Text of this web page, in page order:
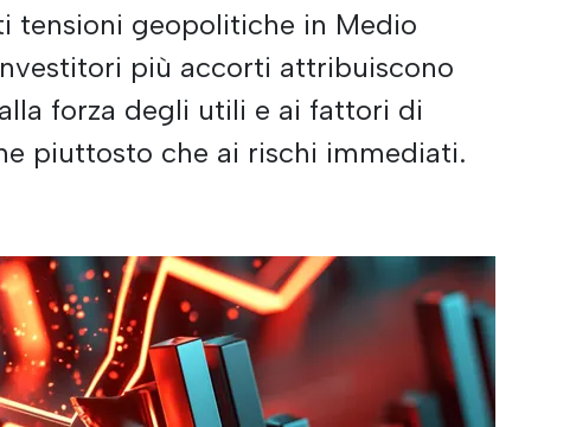
tensioni geopolitiche in Medio
più accorti attribuiscono
forza degli utili e ai fattori di
piuttosto che ai rischi immediati.